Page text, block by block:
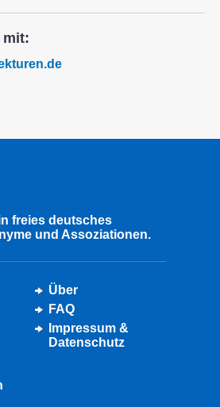
mit:
freies deutsches
und Assoziationen.
Über
FAQ
Impressum &
Datenschutz